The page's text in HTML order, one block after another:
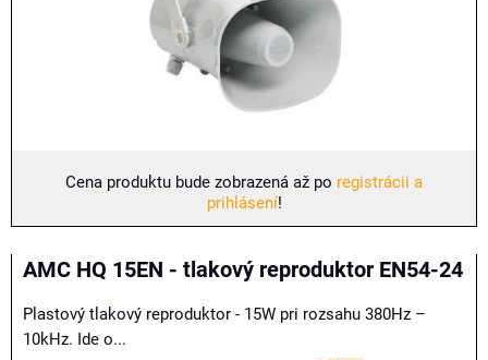
Cena produktu bude zobrazená až po registrácii a
prihlásení!
AMC HQ 15EN - tlakový reproduktor EN54-24
Plastový tlakový reproduktor - 15W pri rozsahu 380Hz –
10kHz. Ide o...